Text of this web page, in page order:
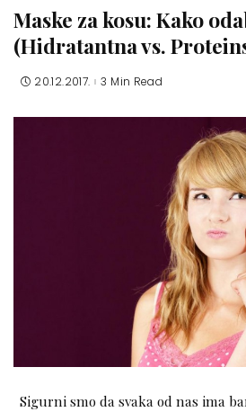
Maske za kosu: Kako
(Hidratantna vs.
20.12.2017. 3 Min Read
Sigurni smo da svaka od nas ima